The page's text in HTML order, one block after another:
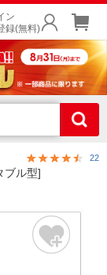
ン
録(無料)
22
ブル型]